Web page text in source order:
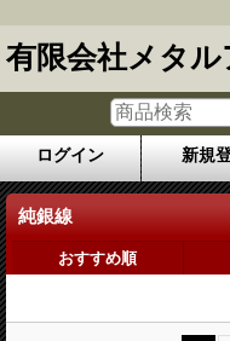
有限会社メタ
ログイン 新規
純銀線
おすすめ順